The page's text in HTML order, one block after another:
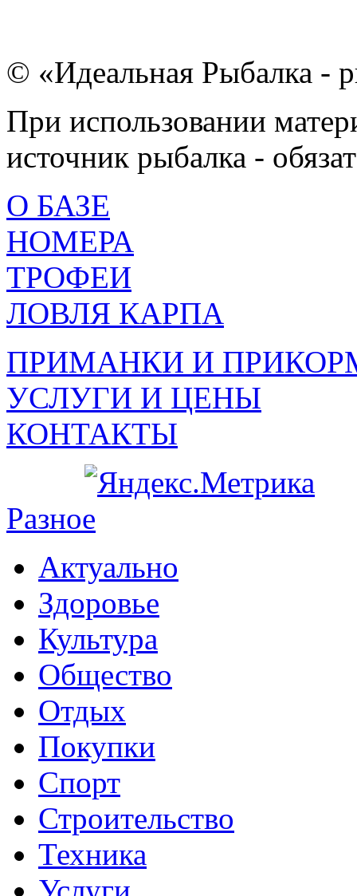
© «Идеальная Рыбалка -
При использовании
источник рыбалка -
О БАЗЕ
НОМЕРА
ТРОФЕИ
ЛОВЛЯ КАРПА
ПРИМАНКИ И
УСЛУГИ И ЦЕНЫ
КОНТАКТЫ
Разное
Актуально
Здоровье
Культура
Общество
Отдых
Покупки
Спорт
Строительство
Техника